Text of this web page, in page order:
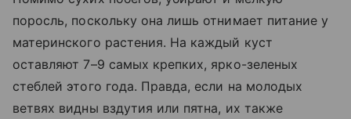
поросль, поскольку она лишь отнимает питание у
материнского растения. На каждый куст
оставляют 7–9 самых крепких, ярко-зеленых
стеблей этого года. Правда, если на молодых
ветвях видны вздутия или пятна, их также